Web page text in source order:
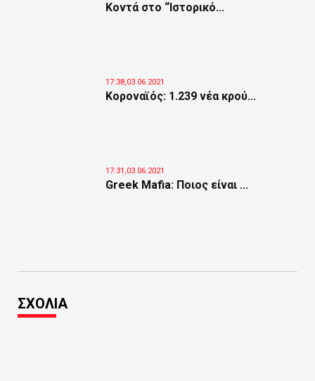
Κοντά στο “Ιστορικό...
17:38,03.06.2021
Κοροναϊός: 1.239 νέα κρού...
17:31,03.06.2021
Greek Mafia: Ποιος είναι ...
ΣΧΟΛΙΑ